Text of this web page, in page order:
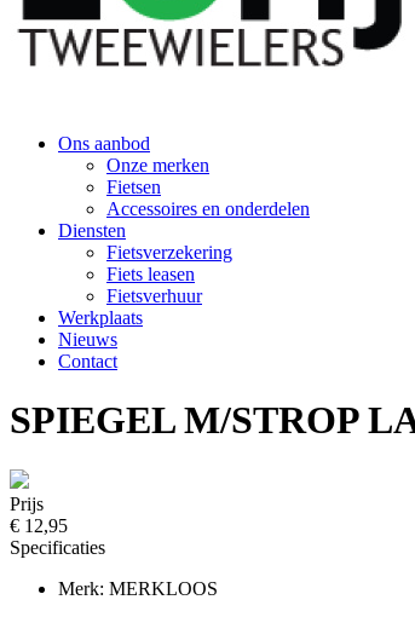
Ons aanbod
Onze merken
Fietsen
Accessoires en onderdelen
Diensten
Fietsverzekering
Fiets leasen
Fietsverhuur
Werkplaats
Nieuws
Contact
SPIEGEL M/STROP
Prijs
€ 12,95
Specificaties
Merk: MERKLOOS